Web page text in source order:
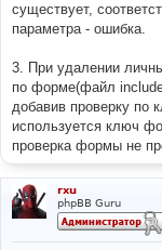
существует,
параметра - ошибка.
3. При удалении
по форме(файл
добавив проверку по
используется ключ
проверка формы не
rxu
phpBB Guru